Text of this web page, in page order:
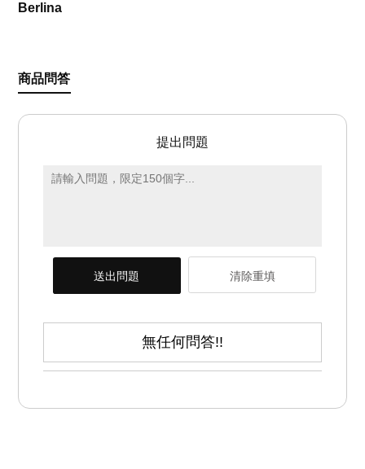
Berlina
商品問答
提出問題
送出問題 清除重填
無任何問答!!